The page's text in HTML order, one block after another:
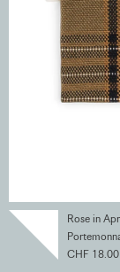
Rose in
CHF 18.00